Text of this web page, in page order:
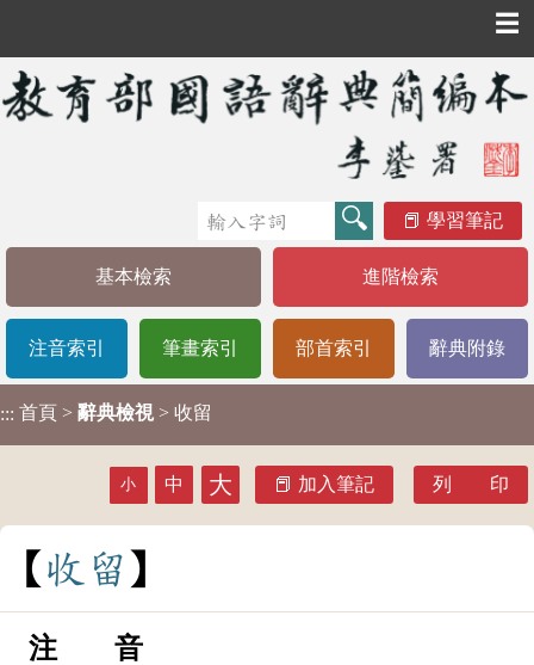
☰
學習筆記
基本檢索 進階檢索
注音索引 筆畫索引 部首索引 辭典附錄
::: 首頁 > 辭典檢視 > 收留
小 中 大 加入筆記 列 印
收 留
注 音